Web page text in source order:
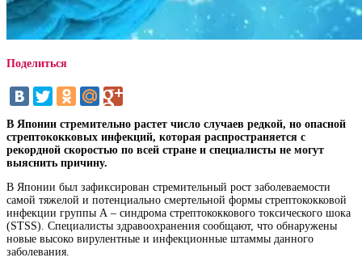
Поделиться
В Японии стремительно растет число случаев редкой, но опасной
стрептококковых инфекций, которая распространяется с
рекордной скоростью по всей стране и специалисты не могут
выяснить причину.
В Японии был зафиксирован стремительный рост заболеваемости
самой тяжелой и потенциально смертельной формы стрептококковой
инфекции группы А – синдрома стрептококкового токсического шока
(STSS). Специалисты здравоохранения сообщают, что обнаружены
новые высоко вирулентные и инфекционные штаммы данного
заболевания.